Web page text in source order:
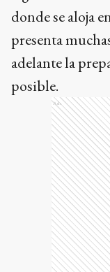
donde se aloja
presenta
adelante la
posible.
Ads